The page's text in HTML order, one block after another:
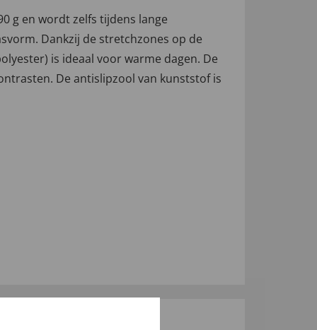
g en wordt zelfs tijdens lange
Dankzij de stretchzones op de
is ideaal voor warme dagen. De
De antislipzool van kunststof is